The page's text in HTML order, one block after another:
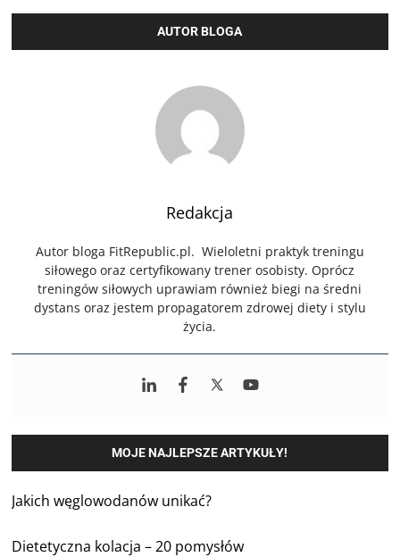
AUTOR BLOGA
Redakcja
Autor bloga FitRepublic.pl. Wieloletni praktyk treningu
siłowego oraz certyfikowany trener osobisty. Oprócz
treningów siłowych uprawiam również biegi na średni
dystans oraz jestem propagatorem zdrowej diety i stylu
życia.
MOJE NAJLEPSZE ARTYKUŁY!
Jakich węglowodanów unikać?
Dietetyczna kolacja – 20 pomysłów